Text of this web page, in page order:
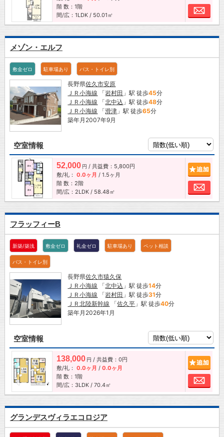
階 数：1階
間/広：1LDK / 50.01㎡
お
メゾン・エルフ
敷金ゼロ 駐車場あり バス・トイレ別
長野県佐久市安原
ＪＲ小海線 「岩村田 」駅 徒歩45分
ＪＲ小海線 「北中込 」駅 徒歩48分
ＪＲ小海線 「滑津 」駅 徒歩65分
築年月2007年9月
空室情報
52,000 円 / 共益費：5,800円
敷/礼： 0.0ヶ月 / 1.5ヶ月
階 数：2階
間/広：2LDK / 58.48㎡
お
フラッフィーB
新築/築浅 敷金ゼロ 礼金ゼロ 駐車場あり ペット相談
バス・トイレ別
長野県佐久市猿久保
ＪＲ小海線 「北中込 」駅 徒歩14分
ＪＲ小海線 「岩村田 」駅 徒歩31分
ＪＲ北陸新幹線 「佐久平 」駅 徒歩40分
築年月2026年1月
空室情報
138,000 円 / 共益費：0円
敷/礼： 0.0ヶ月 / 0.0ヶ月
階 数：1階
間/広：3LDK / 70.4㎡
お
グランデスヴィラエコロジア